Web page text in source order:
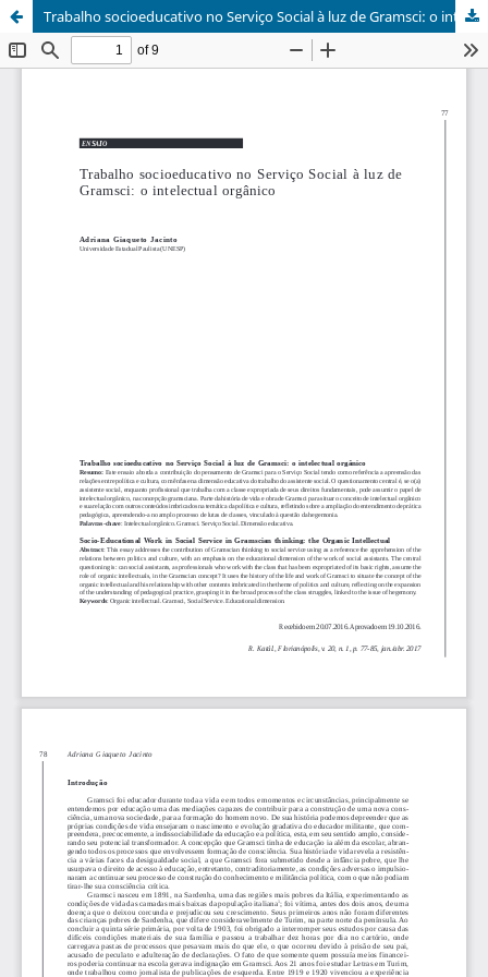
Trabalho socioeducativo no Serviço Social à luz de Gramsci: o intelectual orgânico